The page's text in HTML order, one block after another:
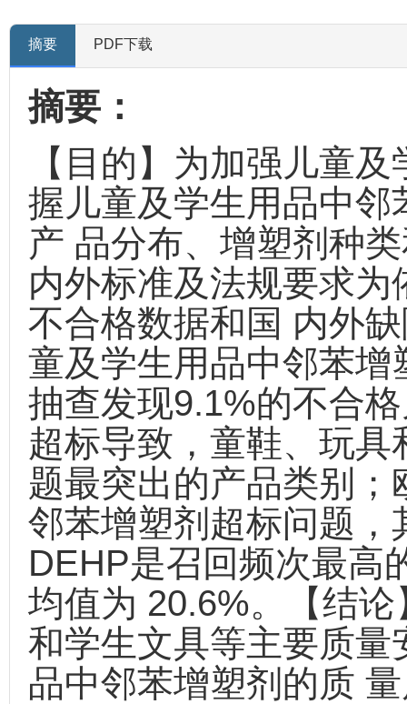
摘要 PDF下载
摘要：
【目的】为加强儿童
握儿童及学生用品中
产 品分布、增塑剂种
内外标准及法规要求
不合格数据和国 内外
童及学生用品中邻苯
抽查发现9.1%的不合
超标导致，童鞋、玩
题最突出的产品类别
邻苯增塑剂超标问题
DEHP是召回频次最高
均值为 20.6%。【结
和学生文具等主要质
品中邻苯增塑剂的质